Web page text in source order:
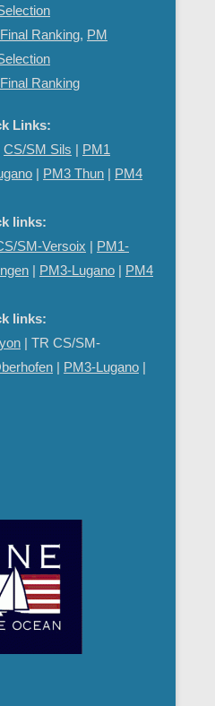
Ranking, PM
Ranking
Links:
CS/SM Sils | PM1
| PM3 Thun | PM4
links:
SM-Versoix | PM1-
| PM3-Lugano | PM4
links:
| TR CS/SM-
| PM3-Lugano |